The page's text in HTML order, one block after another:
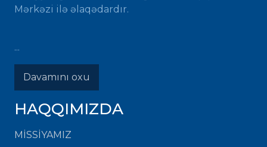
Mərkəzi ilə əlaqədardır.
...
Davamını oxu
HAQQIMIZDA
MISSIYAMIZ